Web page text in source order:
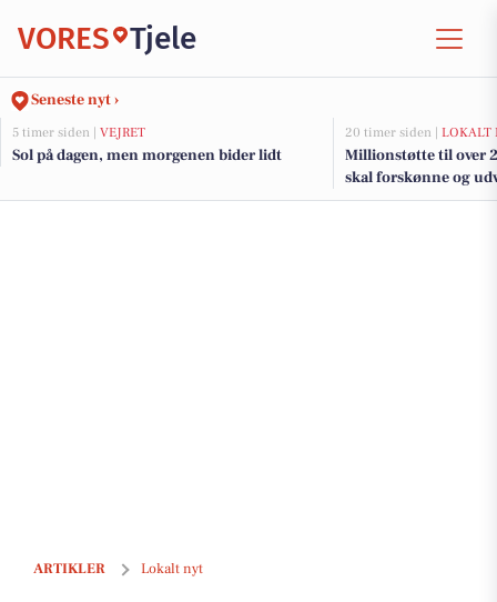
VORES Tjele
Seneste nyt ›
5 timer siden | VEJRET
Sol på dagen, men morgenen bider lidt
20 timer siden | LOKALT
Millionstøtte til over
skal forskønne og
Kommunes mindre
ARTIKLER Lokalt nyt
Viborg Kommune igangsætter ny habitatvurdering i sag om